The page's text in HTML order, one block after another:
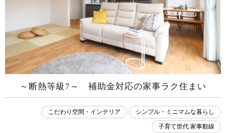
～断熱等級7～ 補助金対応の​家事ラク住まい
こだわり空間・インテリア シンプル・ミニマムな暮らし
子育て世代 家事動線